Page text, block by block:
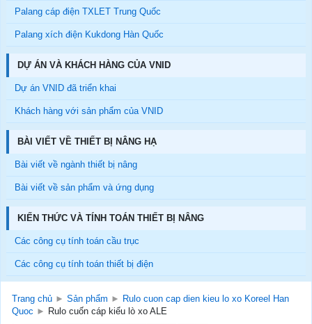
Palang cáp điện TXLET Trung Quốc
Palang xích điện Kukdong Hàn Quốc
DỰ ÁN VÀ KHÁCH HÀNG CỦA VNID
Dự án VNID đã triển khai
Khách hàng với sản phẩm của VNID
BÀI VIẾT VỀ THIẾT BỊ NÂNG HẠ
Bài viết về ngành thiết bị nâng
Bài viết về sản phẩm và ứng dụng
KIẾN THỨC VÀ TÍNH TOÁN THIẾT BỊ NÂNG
Các công cụ tính toán cầu trục
Các công cụ tính toán thiết bị điện
Trang chủ ► Sản phẩm ► Rulo cuon cap dien kieu lo xo Koreel Han
Quoc ► Rulo cuốn cáp kiểu lò xo ALE